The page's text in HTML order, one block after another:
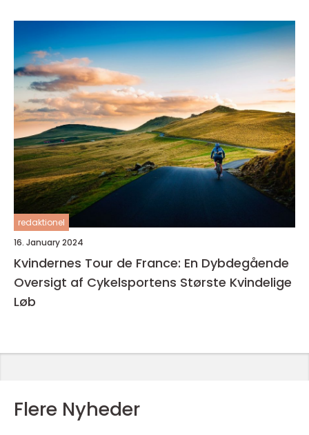
redaktionel
16. January 2024
Kvindernes Tour de France: En Dybdegående
Oversigt af Cykelsportens Største Kvindelige
Løb
Flere Nyheder